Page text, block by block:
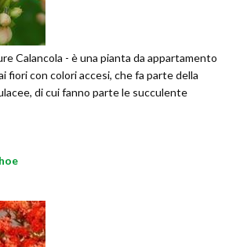
Calancola - è una pianta da appartamento
fiori con colori accesi, che fa parte della
di cui fanno parte le succulente